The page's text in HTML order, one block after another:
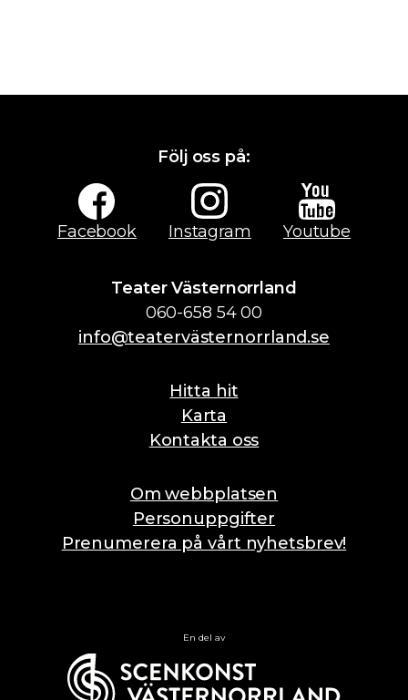
Teater Västernorrland
060-658 54 00
info@teatervästernorrland.se
Hitta hit
Karta
Kontakta oss
Om webbplatsen
Personuppgifter
Prenumerera på vårt nyhetsbrev!
En del av
Följ oss på:
Facebook Instagram Youtube